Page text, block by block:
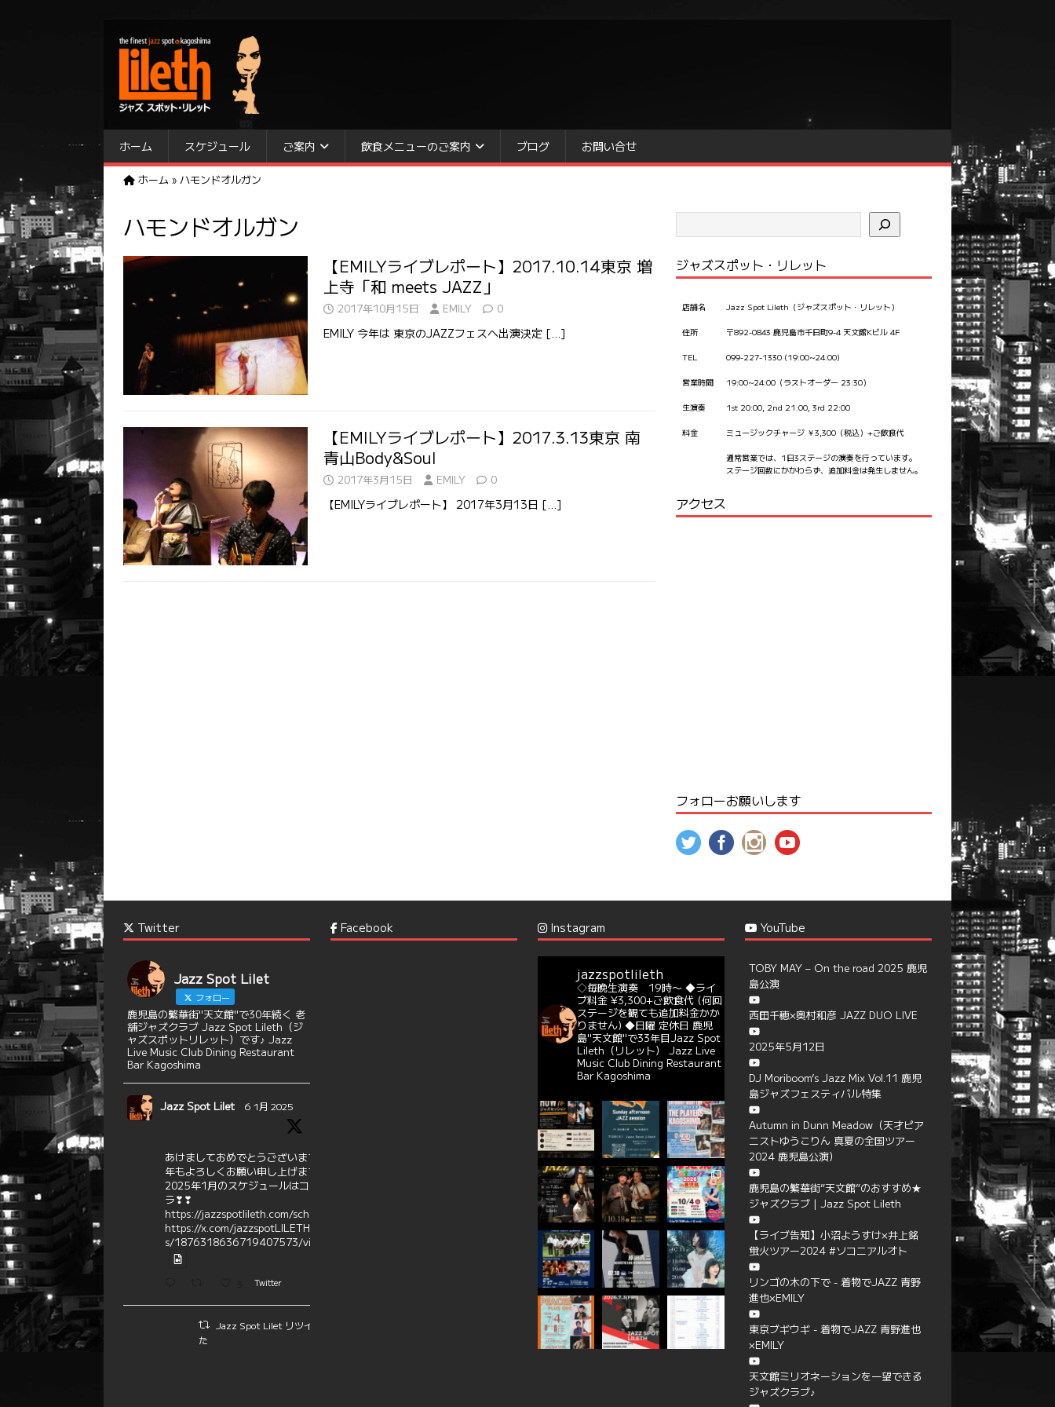
ホーム スケジュール ご案内 飲食メニューのご案内 ブログ お問い合せ
ホーム » ハモンドオルガン
ハモンドオルガン
【EMILYライブレポート】2017.10.14東京 増
上寺「和 meets JAZZ」
2017年10月15日 EMILY 0
EMILY 今年は 東京のJAZZフェスへ出演決定 […]
【EMILYライブレポート】2017.3.13東京 南
青山Body&Soul
2017年3月15日 EMILY 0
【EMILYライブレポート】 2017年3月13日 […]
ジャズスポット・リレット
店舗名 Jazz Spot Lileth（ジャズスポット・リレット）
住所 〒892-0843 鹿児島市千日町9-4 天文館Kビル 4F
TEL 099-227-1330 (19:00~24:00)
営業時間 19:00~24:00（ラストオーダー 23:30）
生演奏 1st 20:00, 2nd 21:00, 3rd 22:00
料金 ミュージックチャージ ￥3,300（税込）+ご飲食代
通常営業では、1日3ステージの演奏を行っています。
ステージ回数にかかわらず、追加料金は発生しません。
アクセス
フォローお願いします
Twitter
Jazz Spot Lilet
フォロー
鹿児島の繁華街"天文館"で30年続く 老
舗ジャズクラブ Jazz Spot Lileth（ジ
ャズスポットリレット）です♪ Jazz
Live Music Club Dining Restaurant
Bar Kagoshima
Jazz Spot Lilet 6 1月 2025
あけましておめでとうございます
年もよろしくお願い申し上げます
2025年1月のスケジュールはコチ
ラ❣❣
https://jazzspotlileth.com/schedule
https://x.com/jazzspotLILETH/statu
s/1876318636719407573/video/1
Twitter
Jazz Spot Lilet リツイートされまし
た
Facebook Instagram
jazzspotlileth
◇毎晩生演奏 19時〜 ◆ライ
ブ料金 ¥3,300+ご飲食代(何回
ステージを観ても追加料金かか
りません) ◆日曜 定休日 鹿児
島"天文館"で33年目Jazz Spot
Lileth（リレット）
Jazz Live
Music Club Dining Restaurant
Bar Kagoshima
YouTube
TOBY MAY – On the road 2025 鹿児
島公演
西田千穂×奥村和彦 JAZZ DUO LIVE
2025年5月12日
DJ Moriboom’s Jazz Mix Vol.11 鹿児
島ジャズフェスティバル特集
Autumn in Dunn Meadow（天才ピア
ニストゆうこりん 真夏の全国ツアー
2024 鹿児島公演）
鹿児島の繁華街”天文館”のおすすめ★
ジャズクラブ | Jazz Spot Lileth
【ライブ告知】小沼ようすけ×井上銘
蛍火ツアー2024 #ソコニアルオト
リンゴの木の下で - 着物でJAZZ 青野
進也×EMILY
東京ブギウギ - 着物でJAZZ 青野進也
×EMILY
天文館ミリオネーションを一望できる
ジャズクラブ♪